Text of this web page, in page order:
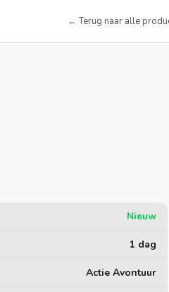
← Terug naar alle
Nieuw
1 dag
Actie Avontuur